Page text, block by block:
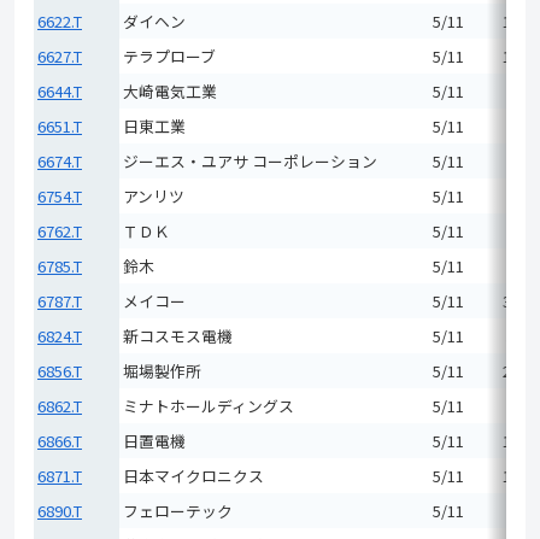
6622.T
ダイヘン 5/11
6627.T
テラプローブ 5/11
6644.T
大崎電気工業 5/11
6651.T
日東工業 5/11
6674.T
ジーエス・ユアサ コーポレーション 5/11
6754.T
アンリツ 5/11
6762.T
ＴＤＫ 5/11
6785.T
鈴木 5/11
6787.T
メイコー 5/11
6824.T
新コスモス電機 5/11
6856.T
堀場製作所 5/11
6862.T
ミナトホールディングス 5/11
6866.T
日置電機 5/11
6871.T
日本マイクロニクス 5/11
6890.T
フェローテック 5/11